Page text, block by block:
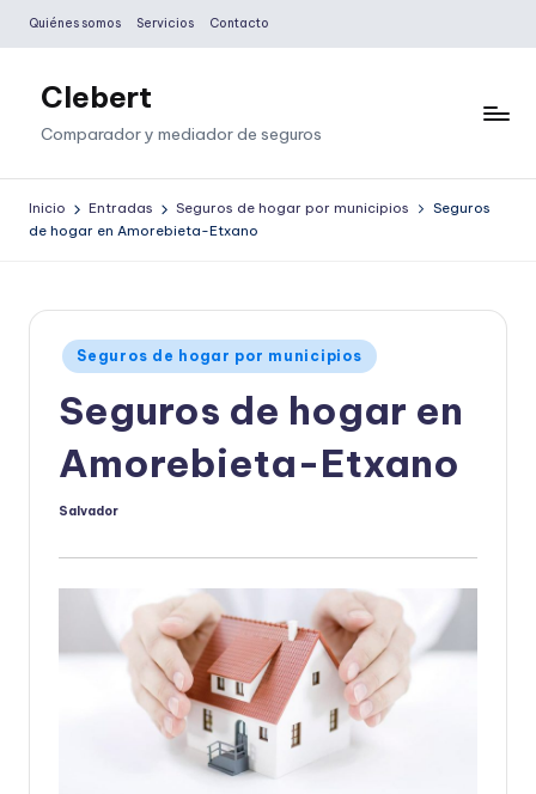
Saltar
contenido
Quiénes somos Servicios Contacto
Clebert
Comparador y mediador de seguros
Inicio Entradas Seguros de hogar por municipios
Seguros
de hogar en Amorebieta-Etxano
Publicado
en
Seguros de hogar por municipios
Seguros de hogar en
Amorebieta-Etxano
Publicado
Salvador